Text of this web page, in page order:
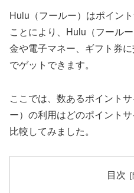
Hulu（フールー）はポイン
ことにより、Hulu（フール
金や電子マネー、ギフト券
でゲットできます。
ここでは、数あるポイント
ー）の利用はどのポイント
比較してみました。
目次